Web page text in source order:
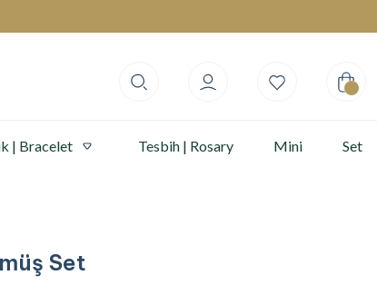
| Bracelet Tesbih | Rosary Mini Set
Set